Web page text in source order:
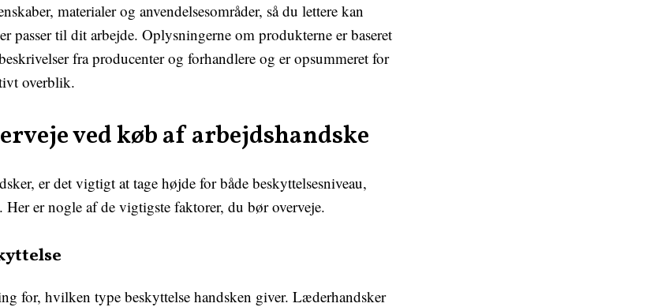
materialer og anvendelsesområder, så du lettere kan
passer til dit arbejde. Oplysningerne om produkterne er baseret
fra producenter og forhandlere og er opsummeret for
overblik.
ved køb af arbejdshandske
er det vigtigt at tage højde for både beskyttelsesniveau,
er nogle af de vigtigste faktorer, du bør overveje.
for, hvilken type beskyttelse handsken giver. Læderhandsker